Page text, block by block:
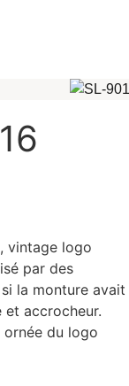
vintage logo
par des
la monture avait
et accrocheur.
ornée du logo